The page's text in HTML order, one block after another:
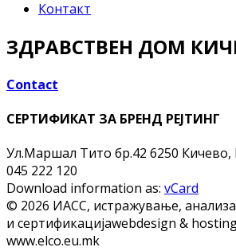
Контакт
ЗДРАВСТВЕН ДОМ
Contact
СЕРТИФИКАТ ЗА БРЕНД РЕЈТИНГ
Ул.Маршал Тито бр.42 6250
045 222 120
Download information as: vCard
© 2026 ИАСС, истражување,
и сертификацијаwebdesign &
www.elco.eu.mk